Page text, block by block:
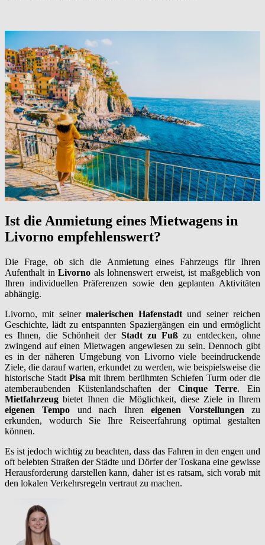
Ist die Anmietung eines Mietwagens in
Livorno empfehlenswert?
Die Frage, ob sich die Anmietung eines Fahrzeugs für Ihren
Aufenthalt in Livorno als lohnenswert erweist, ist maßgeblich von
Ihren individuellen Präferenzen sowie den geplanten Aktivitäten
abhängig.
Livorno, mit seiner malerischen Hafenstadt und seiner reichen
Geschichte, lädt zu entspannten Spaziergängen ein und ermöglicht
es Ihnen, die Schönheit der Stadt zu Fuß zu entdecken, ohne
zwingend auf einen Mietwagen angewiesen zu sein. Dennoch gibt
es in der näheren Umgebung von Livorno viele beeindruckende
Ziele, die darauf warten, erkundet zu werden, wie beispielsweise die
historische StadtPisa mit ihrem berühmten Schiefen Turm oder die
atemberaubenden Küstenlandschaften der Cinque Terre. Ein
Mietfahrzeug bietet Ihnen die Möglichkeit, diese Ziele in Ihrem
eigenen Tempo und nach Ihreneigenen Vorstellungen zu
erkunden, wodurch Sie Ihre Reiseerfahrung optimal gestalten
können.
Es ist jedoch wichtig zu beachten, dass das Fahren in den engen und
oft belebten Straßen der Städte und Dörfer der Toskana eine gewisse
Herausforderung darstellen kann, daher ist es ratsam, sich vorab mit
den lokalen Verkehrsregeln vertraut zu machen.